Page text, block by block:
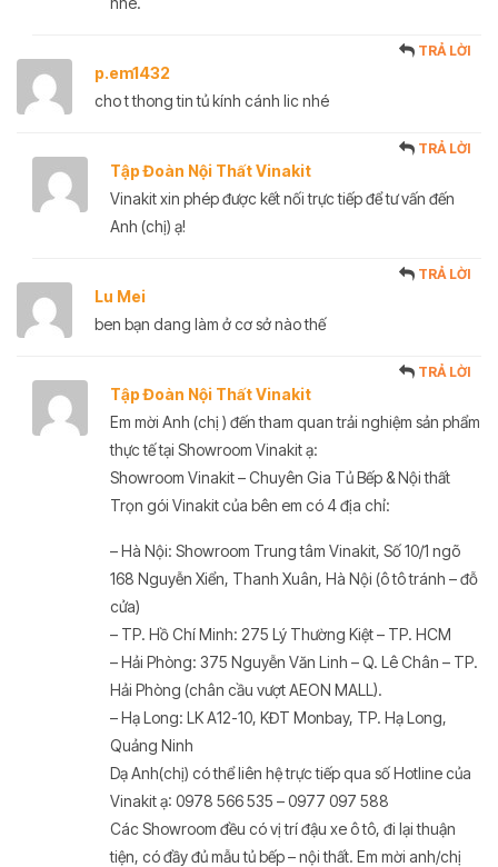
p.em1432
TRẢ LỜI
cho t thong tin tủ kính cánh lic nhé
Tập Đoàn Nội Thất Vinakit
TRẢ LỜI
Vinakit xin phép được kết nối trực tiếp để tư vấn đến
Anh (chị) ạ!
Lu Mei
TRẢ LỜI
ben bạn dang làm ở cơ sở nào thế
Tập Đoàn Nội Thất Vinakit
TRẢ LỜI
Em mời Anh (chị ) đến tham quan trải nghiệm sản phẩm
thực tế tại Showroom Vinakit ạ:
Showroom Vinakit – Chuyên Gia Tủ Bếp & Nội thất
Trọn gói Vinakit của bên em có 4 địa chỉ:
– Hà Nội: Showroom Trung tâm Vinakit, Số 10/1 ngõ
168 Nguyễn Xiển, Thanh Xuân, Hà Nội (ô tô tránh – đỗ
cửa)
– TP. Hồ Chí Minh: 275 Lý Thường Kiệt – TP. HCM
– Hải Phòng: 375 Nguyễn Văn Linh – Q. Lê Chân – TP.
Hải Phòng (chân cầu vượt AEON MALL).
– Hạ Long: LK A12-10, KĐT Monbay, TP. Hạ Long,
Quảng Ninh
Dạ Anh(chị) có thể liên hệ trực tiếp qua số Hotline của
Vinakit ạ: 0978 566 535 – 0977 097 588
Các Showroom đều có vị trí đậu xe ô tô, đi lại thuận
tiện, có đầy đủ mẫu tủ bếp – nội thất. Em mời anh/chị